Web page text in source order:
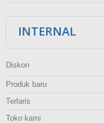
INTERNAL
Diskon
Produk baru
Terlaris
Toko kami